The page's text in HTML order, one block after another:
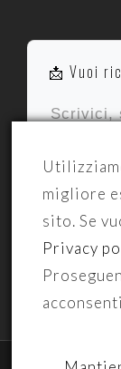
📩 Vuoi
Scrivici,
migliore
sito. Se
Privacy